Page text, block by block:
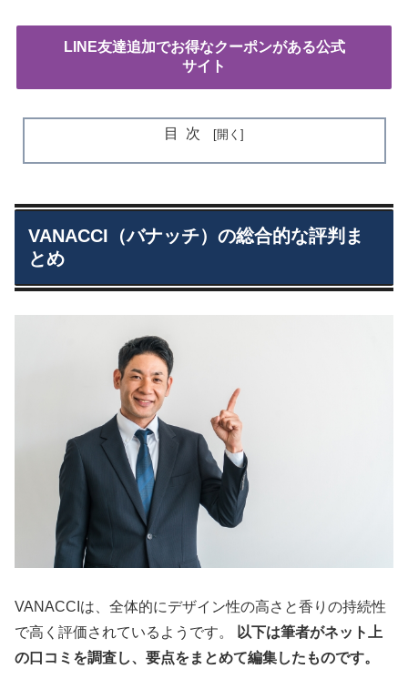
LINE友達追加でお得なクーポンがある公式
サイト
目次
VANACCI（バナッチ）の総合的な評判ま
とめ
VANACCIは、全体的にデザイン性の高さと香りの持続性
で高く評価されているようです。
以下は筆者がネット上
の口コミを調査し、要点をまとめて編集したものです。